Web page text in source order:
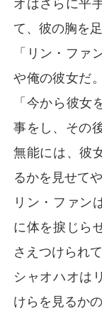
オはさらに平
て、彼の胸を
「リン・ファ
や俺の彼女だ
「今から彼女
事をし、その
無能には、彼
るかを見せて
リン・ファン
に体を捩じら
さえつけられ
シャオハオは
けらを見るか